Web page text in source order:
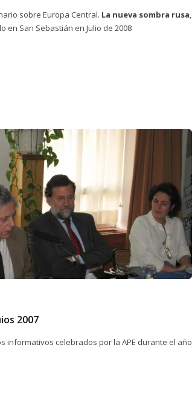
sobre Europa Central. La nueva sombra rusa,
en San Sebastián en Julio de 2008
2007
informativos celebrados por la APE durante el año